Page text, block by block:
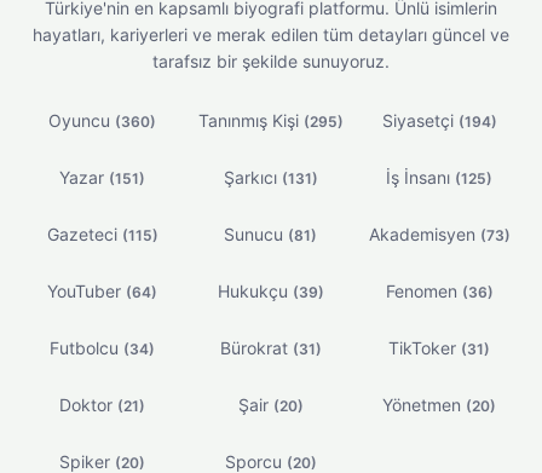
Türkiye'nin en kapsamlı biyografi platformu. Ünlü isimlerin
hayatları, kariyerleri ve merak edilen tüm detayları güncel ve
tarafsız bir şekilde sunuyoruz.
Oyuncu (360) Tanınmış Kişi (295) Siyasetçi (194)
Yazar (151) Şarkıcı (131) İş İnsanı (125)
Gazeteci (115) Sunucu (81) Akademisyen (73)
YouTuber (64) Hukukçu (39) Fenomen (36)
Futbolcu (34) Bürokrat (31) TikToker (31)
Doktor (21) Şair (20) Yönetmen (20)
Spiker (20) Sporcu (20)